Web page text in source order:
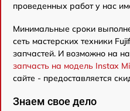
проведенных работ у нас
Минимальные сроки
сеть мастерских техники
запчастей. И возможно на
запчасть на модель Instax
сайте - предоставляется
Знаем свое дело